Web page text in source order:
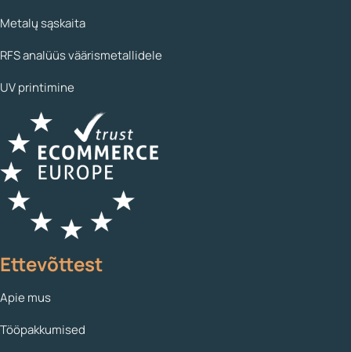
Metalų sąskaita
RFS analüüs väärismetallidele
UV printimine
Ettevõttest
Apie mus
Tööpakkumised